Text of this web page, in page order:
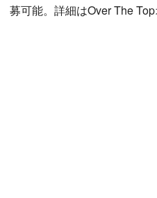
募可能。詳細はOver The